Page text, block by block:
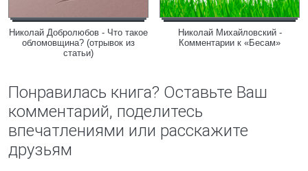
Николай Добролюбов - Что такое
обломовщина? (отрывок из
статьи)
Николай Михайловский -
Комментарии к «Бесам»
Понравилась книга? Оставьте Ваш
комментарий, поделитесь
впечатлениями или расскажите
друзьям